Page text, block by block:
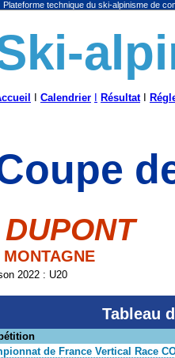
Plateforme technique du ski-alpinisme de
Calendrier RésultatI
2022 : U20
Tableau
de France Vertical Race